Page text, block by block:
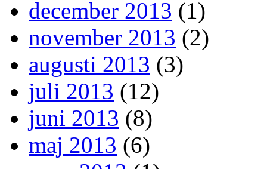
december 2013 (1)
november 2013 (2)
augusti 2013 (3)
juli 2013 (12)
juni 2013 (8)
maj 2013 (6)